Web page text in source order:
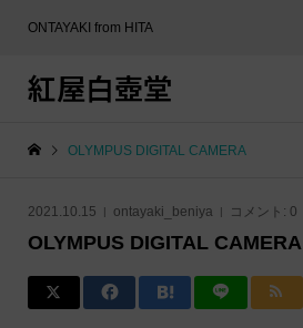
ONTAYAKI from HITA
紅屋白壺堂
OLYMPUS DIGITAL CAMERA
2021.10.15 ontayaki_beniya コメント: 0
OLYMPUS DIGITAL CAMERA